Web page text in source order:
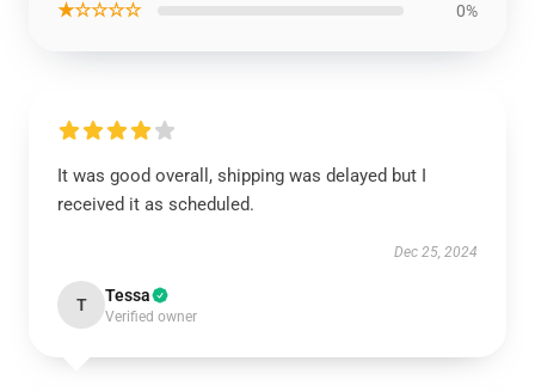
★☆☆☆☆ 0%
It was good overall, shipping was delayed but I
received it as scheduled.
Dec 25, 2024
T Tessa
Verified owner